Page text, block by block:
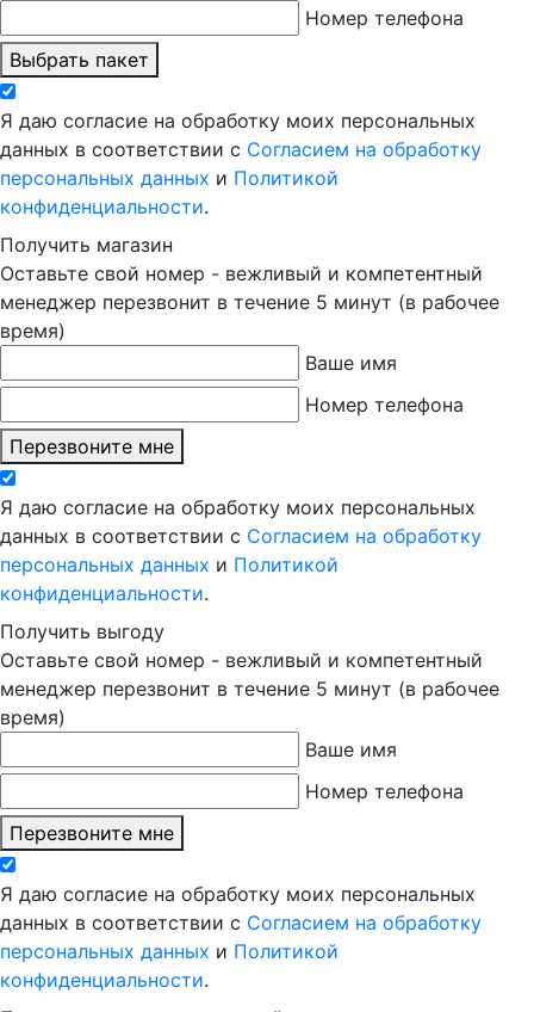
Номер телефона
Выбрать пакет
Я даю согласие на обработку моих персональных
данных в соответствии с Согласием на обработку
персональных данных и Политикой
конфиденциальности.
Получить магазин
Оставьте свой номер - вежливый и компетентный
менеджер перезвонит в течение 5 минут (в рабочее
время)
Ваше имя
Номер телефона
Перезвоните мне
Я даю согласие на обработку моих персональных
данных в соответствии с Согласием на обработку
персональных данных и Политикой
конфиденциальности.
Получить выгоду
Оставьте свой номер - вежливый и компетентный
менеджер перезвонит в течение 5 минут (в рабочее
время)
Ваше имя
Номер телефона
Перезвоните мне
Я даю согласие на обработку моих персональных
данных в соответствии с Согласием на обработку
персональных данных и Политикой
конфиденциальности.